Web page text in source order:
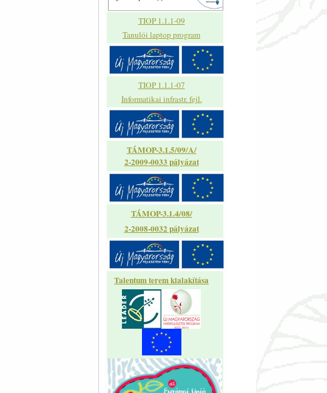
TIOP 1.1.1-09
Tanulói laptop program
TIOP 1.1.1-07
Informatikai infrastr. fejl.
TÁMOP-3.1.5/09/A/
2-2009-0033 pályázat
TÁMOP-3.1.4/08/
2-2008-0032 pályázat
Talentum terem kialakítása